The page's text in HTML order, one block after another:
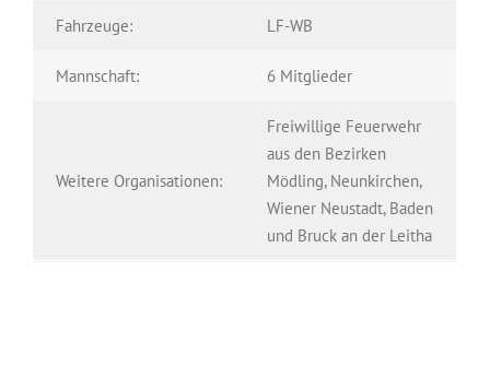
Fahrzeuge: LF-WB
Mannschaft: 6 Mitglieder
Weitere Organisationen:
Freiwillige Feuerwehr
aus den Bezirken
Mödling, Neunkirchen,
Wiener Neustadt, Baden
und Bruck an der Leitha